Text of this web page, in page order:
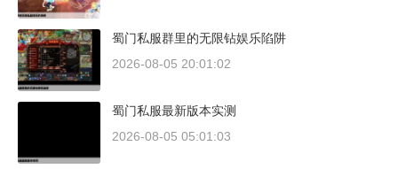
蜀门私服群里的无限钻娱乐陷阱
2026-08-05 20:01:02
蜀门私服最新版本实测
2026-08-05 05:01:03